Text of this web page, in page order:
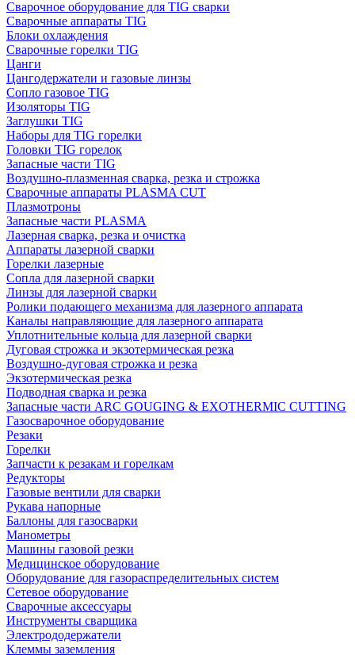
Сварочное оборудование для TIG сварки
Сварочные аппараты TIG
Блоки охлаждения
Сварочные горелки TIG
Цанги
Цангодержатели и газовые линзы
Сопло газовое TIG
Изоляторы TIG
Заглушки TIG
Наборы для TIG горелки
Головки TIG горелок
Запасные части TIG
Воздушно-плазменная сварка, резка и строжка
Сварочные аппараты PLASMA CUT
Плазмотроны
Запасные части PLASMA
Лазерная сварка, резка и очистка
Аппараты лазерной сварки
Горелки лазерные
Сопла для лазерной сварки
Линзы для лазерной сварки
Ролики подающего механизма для лазерного аппарата
Каналы направляющие для лазерного аппарата
Уплотнительные кольца для лазерной сварки
Дуговая строжка и экзотермическая резка
Воздушно-дуговая строжка и резка
Экзотермическая резка
Подводная сварка и резка
Запасные части ARC GOUGING & EXOTHERMIC CUTTING
Газосварочное оборудование
Резаки
Горелки
Запчасти к резакам и горелкам
Редукторы
Газовые вентили для сварки
Рукава напорные
Баллоны для газосварки
Манометры
Машины газовой резки
Медицинское оборудование
Оборудование для газораспределительных систем
Сетевое оборудование
Сварочные аксессуары
Инструменты сварщика
Электрододержатели
Клеммы заземления